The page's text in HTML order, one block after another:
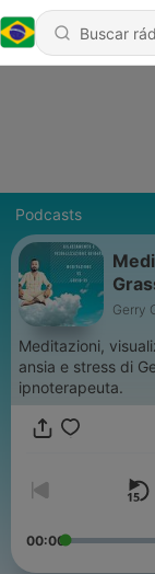
Podcasts
Gerry
Meditazioni,
ansia e stress di
ipnoterapeuta.
00:00